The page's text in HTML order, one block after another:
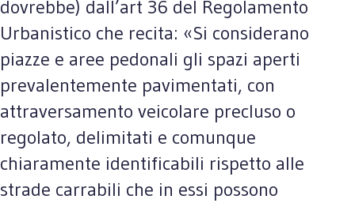
dovrebbe) dall’art 36 del Regolamento
Urbanistico che recita: «Si considerano
piazze e aree pedonali gli spazi aperti
prevalentemente pavimentati, con
attraversamento veicolare precluso o
regolato, delimitati e comunque
chiaramente identificabili rispetto alle
strade carrabili che in essi possono